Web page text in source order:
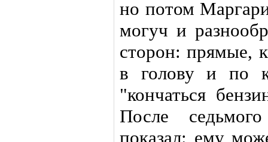
но потом
могуч и
сторон: прямые,
в голову и по
"кончаться
После
показал: ему